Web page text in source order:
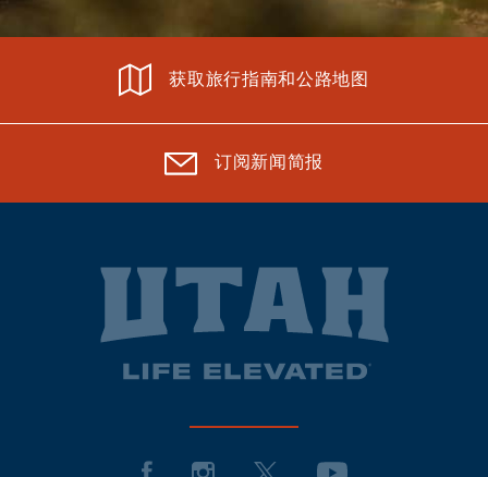
获取旅行指南和公路地图
订阅新闻简报